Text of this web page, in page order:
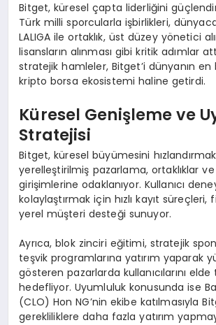
Bitget, küresel çapta liderliğini
Türk milli sporcularla işbirlikleri,
LALIGA ile ortaklık, üst düzey yönetici
lisansların alınması gibi kritik adımlar
stratejik hamleler, Bitget’i dünyanın en
kripto borsa ekosistemi haline getirdi.
Küresel Genişleme ve
Stratejisi
Bitget, küresel büyümesini
yerelleştirilmiş pazarlama, ortaklıklar
girişimlerine odaklanıyor. Kullanıcı
kolaylaştırmak için hızlı kayıt
yerel müşteri desteği sunuyor.
Ayrıca, blok zinciri eğitimi, stratejik
teşvik programlarına yatırım yaparak
gösteren pazarlarda kullanıcılarını elde
hedefliyor. Uyumluluk konusunda ise
(CLO) Hon NG’nin ekibe katılmasıyla
gerekliliklere daha fazla yatırım